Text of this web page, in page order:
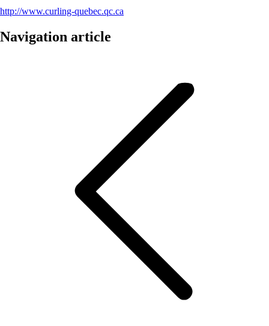
http://www.curling-quebec.qc.ca
Navigation article